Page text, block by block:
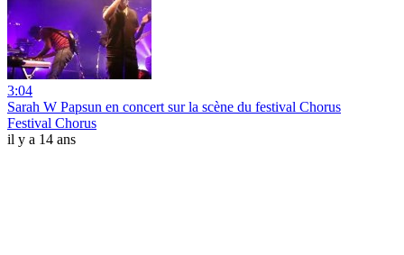
3:04
Sarah W Papsun en concert sur la scène du festival Chorus
Festival Chorus
il y a 14 ans